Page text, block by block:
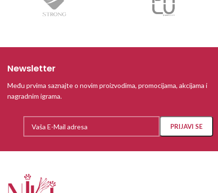
Newsletter
Među prvima saznajte o novim proizvodima, promocijama, akcijama i
nagradnim igrama.